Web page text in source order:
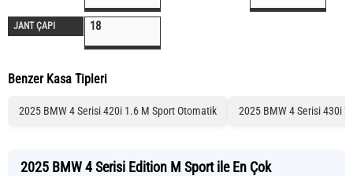
JANT ÇAPI 18
Benzer Kasa Tipleri
2025 BMW 4 Serisi 420i 1.6 M Sport Otomatik 2025 BMW 4 Serisi 430i
2025 BMW 4 Serisi Edition M Sport ile En Çok